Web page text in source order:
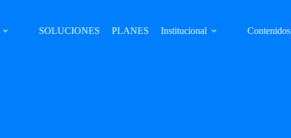
SOLUCIONES PLANES Institucional Contenidos